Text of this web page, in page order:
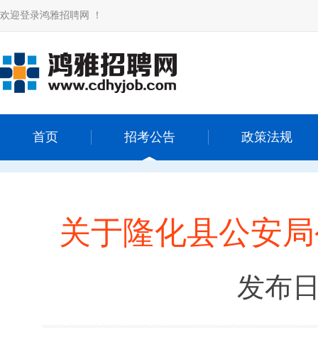
欢迎登录鸿雅招聘网 ！
首页 招考公告 政策法规
关于隆化县公安
发布